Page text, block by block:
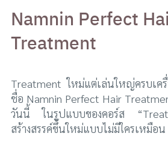
Namnin Perfect
Treatment
Treatment ใหม่แต่เล่นใหญ่ครบเค
ชื่อ Namnin Perfect Hair
วันนี้ ในรูปแบบของคอร์ส
สร้างสรรค์ขึ้นใหม่แบบไม่มีใครเหมือน